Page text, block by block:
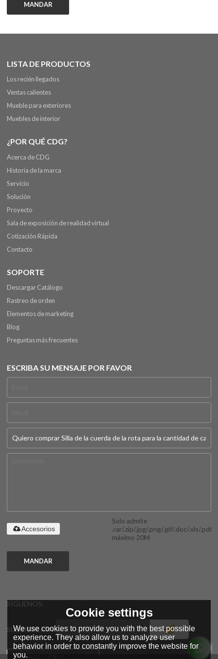
MANDAR
LISTA DE PRODUCTOS
Los recién llegados
Ventas calientes
Mueble para exteriores
Muebles de interior
¿POR QUÉ CDG?
Acerca de CDG
Historia de la marca
Servicio
Solución
Proyecto
Sala de exposición de realidad virtual
Cotización Rápida
Contacto
SOPORTE
Descargar Catálogo
Rastreo de orden
Elementos de marketing
Blog
Preguntas más frecuentes
ESCRIBA SU MENSAJE POR FAVOR
Solo admite
.rar/.zip/.jpg/.png/.gif/.doc/.xls/.pdf,
máximo 20M
Accesorios
MANDAR
SÍGUENOS:
SUSCRIPCIÓN
Cookie settings
We use cookies to provide you with the best possible
experience. They also allow us to analyze user
behavior in order to constantly improve the website for
you.